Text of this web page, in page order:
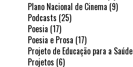
Plano Nacional de Cinema (9)
Podcasts (25)
Poesia (17)
Poesia e Prosa (17)
Projeto de Educação para a Saúde
Projetos (6)